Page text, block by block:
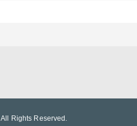
All Rights Reserved.